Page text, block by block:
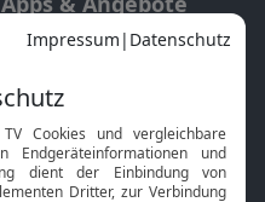
Mobile App
Smart TV
HbbTV